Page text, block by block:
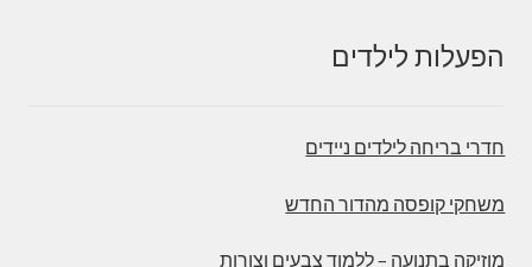
הפעלות לילדים
חדרי בריחה לילדים ניידים
משחקי קופסה מהדור החדש
מוזיקה בתנועה – ללמוד צבעים וצורות